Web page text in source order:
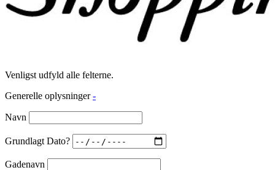
Venligst udfyld alle felterne.
Generelle oplysninger -
Navn
Grundlagt Dato?
Gadenavn